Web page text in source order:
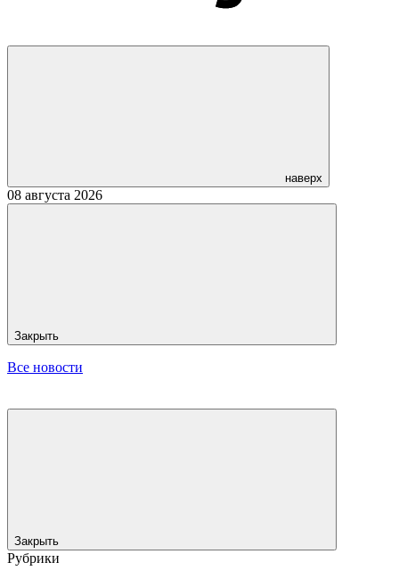
наверх
08 августа 2026
Закрыть
Все новости
Закрыть
Рубрики